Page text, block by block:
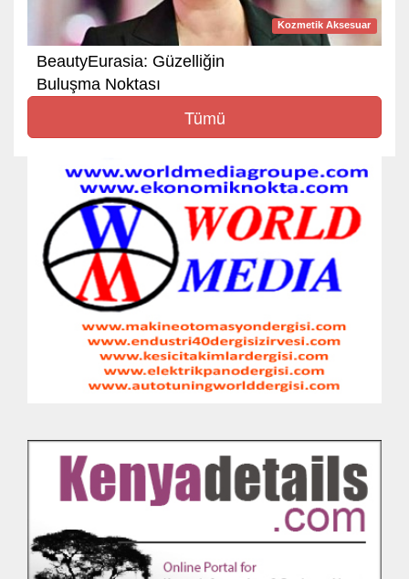
Kozmetik Aksesuar
BeautyEurasia: Güzelliğin
Buluşma Noktası
Tümü